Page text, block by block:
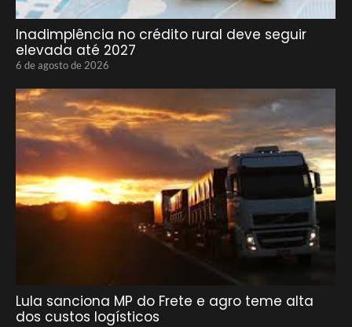
Inadimplência no crédito rural deve seguir
elevada até 2027
6 de agosto de 2026
Lula sanciona MP do Frete e agro teme alta
dos custos logísticos